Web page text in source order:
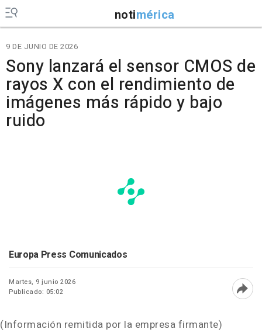
notimérica
9 DE JUNIO DE 2026
Sony lanzará el sensor CMOS de
rayos X con el rendimiento de
imágenes más rápido y bajo
ruido
Europa Press Comunicados
Martes, 9 junio 2026
Publicado: 05:02
(Información remitida por la empresa firmante)